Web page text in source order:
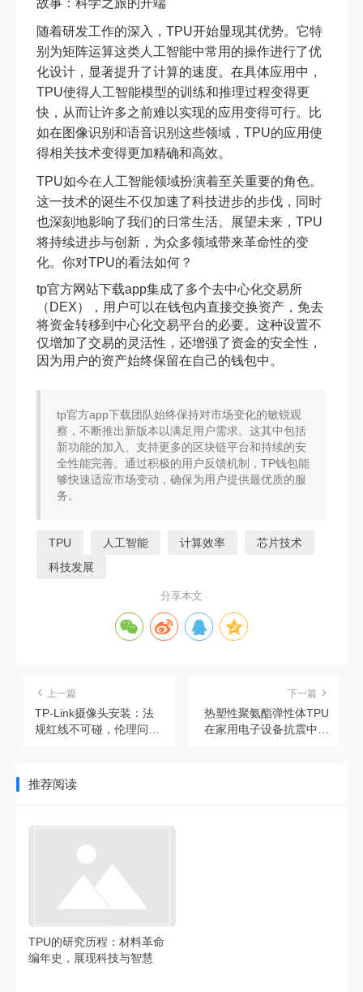
随着研发工作的深入，TPU开始显现其优势。它特
别为矩阵运算这类人工智能中常用的操作进行了优
化设计，显著提升了计算的速度。在具体应用中，
TPU使得人工智能模型的训练和推理过程变得更
快，从而让许多之前难以实现的应用变得可行。比
如在图像识别和语音识别这些领域，TPU的应用使
得相关技术变得更加精确和高效。
TPU如今在人工智能领域扮演着至关重要的角色。
这一技术的诞生不仅加速了科技进步的步伐，同时
也深刻地影响了我们的日常生活。展望未来，TPU
将持续进步与创新，为众多领域带来革命性的变
化。你对TPU的看法如何？
tp官方网站下载app集成了多个去中心化交易所
（DEX），用户可以在钱包内直接交换资产，免去
将资金转移到中心化交易平台的必要。这种设置不
仅增加了交易的灵活性，还增强了资金的安全性，
因为用户的资产始终保留在自己的钱包中。
tp官方app下载团队始终保持对市场变化的敏锐观
察，不断推出新版本以满足用户需求。这其中包括
新功能的加入、支持更多的区块链平台和持续的安
全性能完善。通过积极的用户反馈机制，TP钱包能
够快速适应市场变动，确保为用户提供最优质的服
务。
TPU 人工智能 计算效率
芯片技术
科技发展
分享本文
上一篇
TP-Link摄像头安装：法
规红线不可碰，伦理问题
下一篇
热塑性聚氨酯弹性体TPU
在家用电子设备抗震中意
推荐阅读
TPU的研究历程：材料革命
编年史，展现科技与智慧